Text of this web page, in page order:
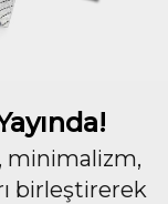
minimalizm,
birleştirerek